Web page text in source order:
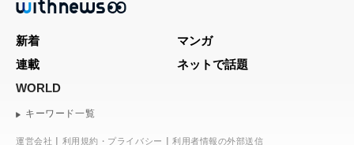
新着
マンガ
連載
ネットで話題
WORLD
キーワード一覧
運営会社 利用規約・プライバシー 利用者情報の外部送信